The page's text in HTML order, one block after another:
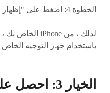
الخطوة 4: اضغط على "إظهار كلمة المرور" لعرض كلمة المرور.
باستخدام جهاز التوجيه